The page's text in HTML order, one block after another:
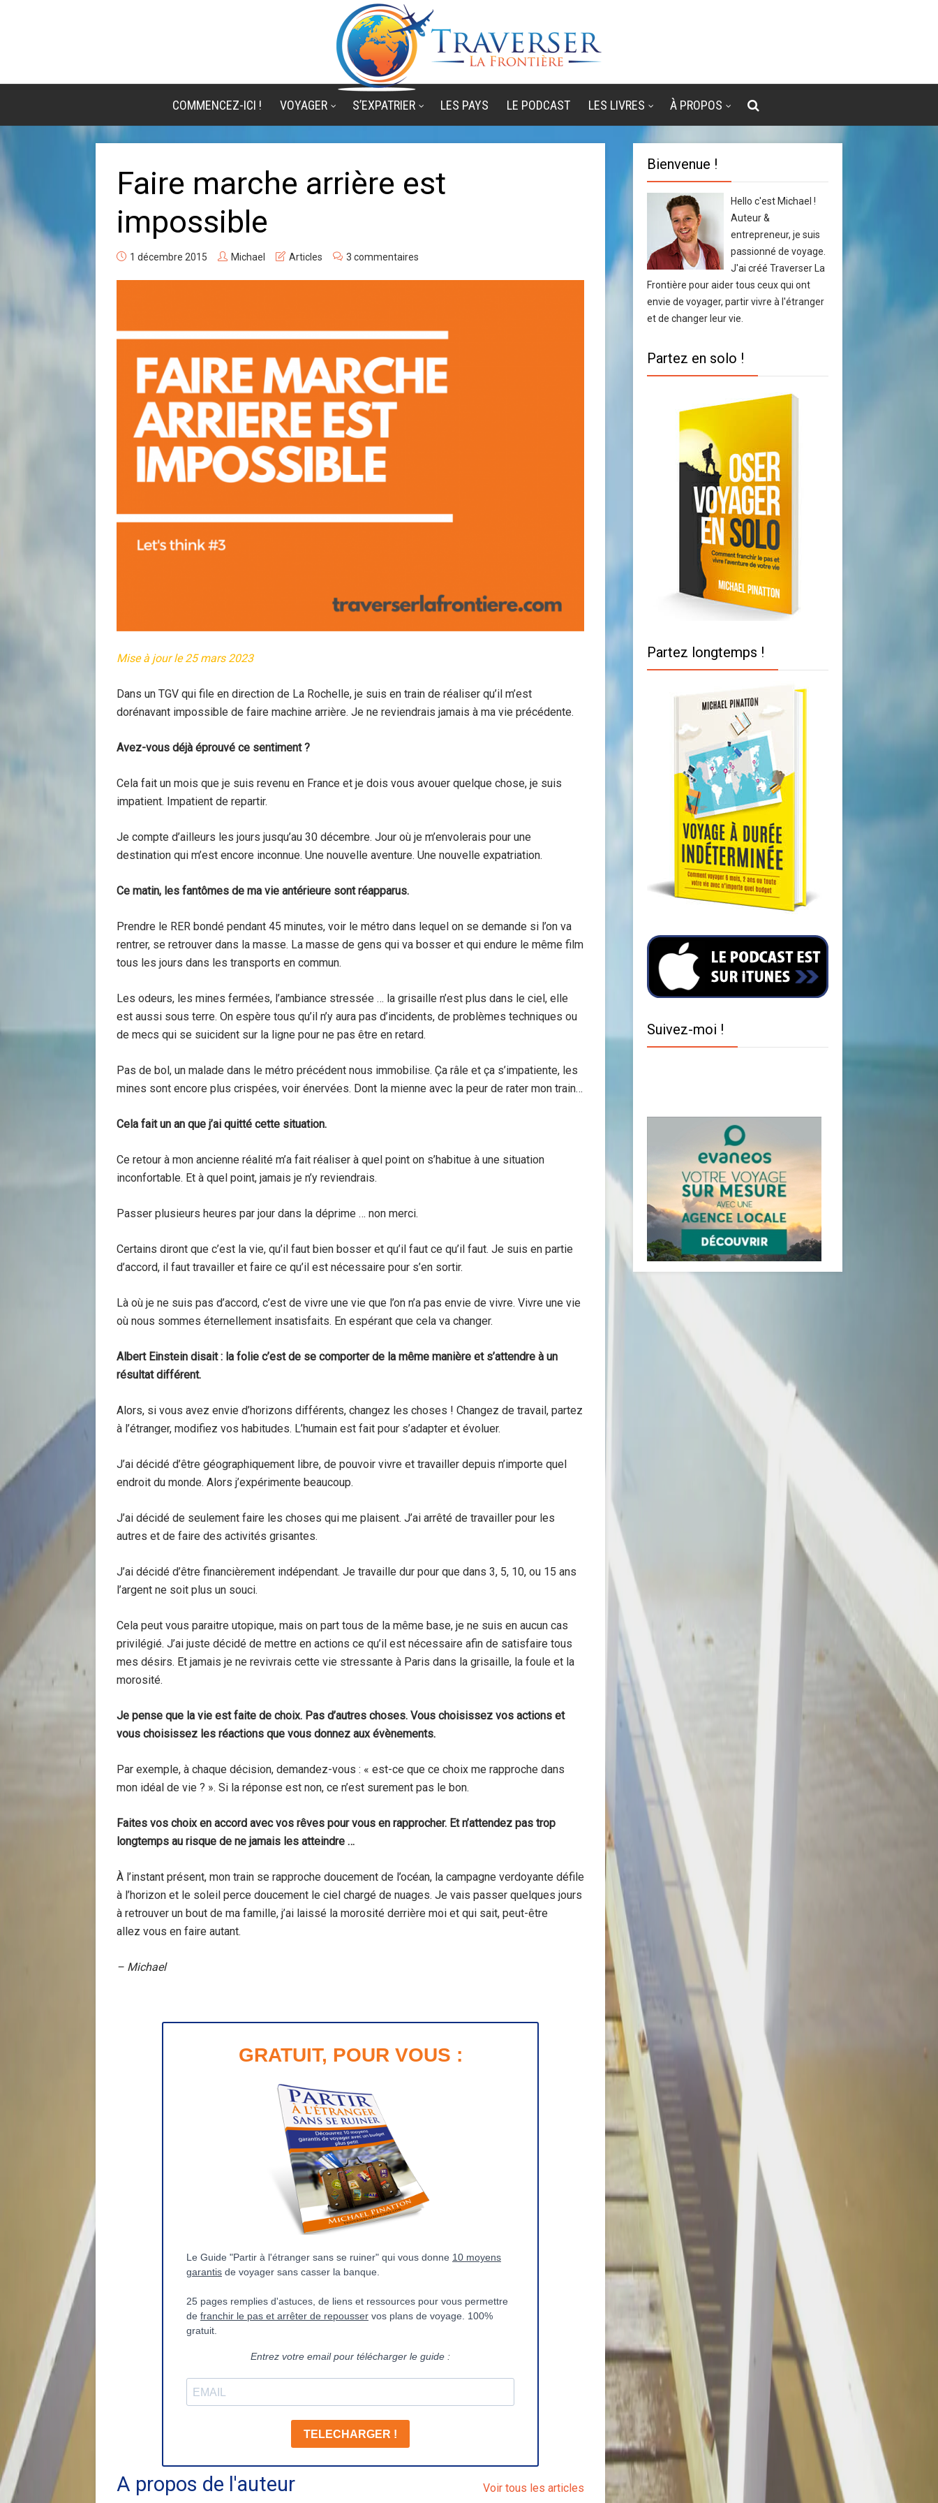
COMMENCEZ-ICI ! VOYAGER S’EXPATRIER LES PAYS LE PODCAST LES LIVRES À PROPOS
Faire marche arrière est
impossible
1 décembre 2015 Michael Articles 3 commentaires
Mise à jour le 25 mars 2023
Dans un TGV qui file en direction de La Rochelle, je suis en train de réaliser qu’il m’est
dorénavant impossible de faire machine arrière. Je ne reviendrais jamais à ma vie précédente.
Avez-vous déjà éprouvé ce sentiment ?
Cela fait un mois que je suis revenu en France et je dois vous avouer quelque chose, je suis
impatient. Impatient de repartir.
Je compte d’ailleurs les jours jusqu’au 30 décembre. Jour où je m’envolerais pour une
destination qui m’est encore inconnue. Une nouvelle aventure. Une nouvelle expatriation.
Ce matin, les fantômes de ma vie antérieure sont réapparus.
Prendre le RER bondé pendant 45 minutes, voir le métro dans lequel on se demande si l’on va
rentrer, se retrouver dans la masse. La masse de gens qui va bosser et qui endure le même film
tous les jours dans les transports en commun.
Les odeurs, les mines fermées, l’ambiance stressée … la grisaille n’est plus dans le ciel, elle
est aussi sous terre. On espère tous qu’il n’y aura pas d’incidents, de problèmes techniques ou
de mecs qui se suicident sur la ligne pour ne pas être en retard.
Pas de bol, un malade dans le métro précédent nous immobilise. Ça râle et ça s’impatiente, les
mines sont encore plus crispées, voir énervées. Dont la mienne avec la peur de rater mon train…
Cela fait un an que j’ai quitté cette situation.
Ce retour à mon ancienne réalité m’a fait réaliser à quel point on s’habitue à une situation
inconfortable. Et à quel point, jamais je n’y reviendrais.
Passer plusieurs heures par jour dans la déprime … non merci.
Certains diront que c’est la vie, qu’il faut bien bosser et qu’il faut ce qu’il faut. Je suis en partie
d’accord, il faut travailler et faire ce qu’il est nécessaire pour s’en sortir.
Là où je ne suis pas d’accord, c’est de vivre une vie que l’on n’a pas envie de vivre. Vivre une vie
où nous sommes éternellement insatisfaits. En espérant que cela va changer.
Albert Einstein disait : la folie c’est de se comporter de la même manière et s’attendre à un
résultat différent.
Alors, si vous avez envie d’horizons différents, changez les choses ! Changez de travail, partez
à l’étranger, modifiez vos habitudes. L’humain est fait pour s’adapter et évoluer.
J’ai décidé d’être géographiquement libre, de pouvoir vivre et travailler depuis n’importe quel
endroit du monde. Alors j’expérimente beaucoup.
J’ai décidé de seulement faire les choses qui me plaisent. J’ai arrêté de travailler pour les
autres et de faire des activités grisantes.
J’ai décidé d’être financièrement indépendant. Je travaille dur pour que dans 3, 5, 10, ou 15 ans
l’argent ne soit plus un souci.
Cela peut vous paraitre utopique, mais on part tous de la même base, je ne suis en aucun cas
privilégié. J’ai juste décidé de mettre en actions ce qu’il est nécessaire afin de satisfaire tous
mes désirs. Et jamais je ne revivrais cette vie stressante à Paris dans la grisaille, la foule et la
morosité.
Je pense que la vie est faite de choix. Pas d’autres choses. Vous choisissez vos actions et
vous choisissez les réactions que vous donnez aux évènements.
Par exemple, à chaque décision, demandez-vous : « est-ce que ce choix me rapproche dans
mon idéal de vie ? ». Si la réponse est non, ce n’est surement pas le bon.
Faites vos choix en accord avec vos rêves pour vous en rapprocher. Et n’attendez pas trop
longtemps au risque de ne jamais les atteindre …
À l’instant présent, mon train se rapproche doucement de l’océan, la campagne verdoyante défile
à l’horizon et le soleil perce doucement le ciel chargé de nuages. Je vais passer quelques jours
à retrouver un bout de ma famille, j’ai laissé la morosité derrière moi et qui sait, peut-être
allez vous en faire autant.
– Michael
A propos de l'auteur Voir tous les articles
Bienvenue !
Hello c'est Michael !
Auteur &
entrepreneur, je suis
passionné de voyage.
J'ai créé Traverser La
Frontière pour aider tous ceux qui ont
envie de voyager, partir vivre à l'étranger
et de changer leur vie.
Partez en solo !
Partez longtemps !
Suivez-moi !